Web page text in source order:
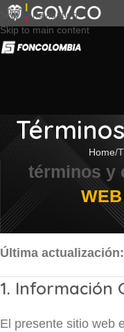
Skip to navigation
Skip to main content
Home
términos y
Última actualización:
1. Información
El presente sitio web